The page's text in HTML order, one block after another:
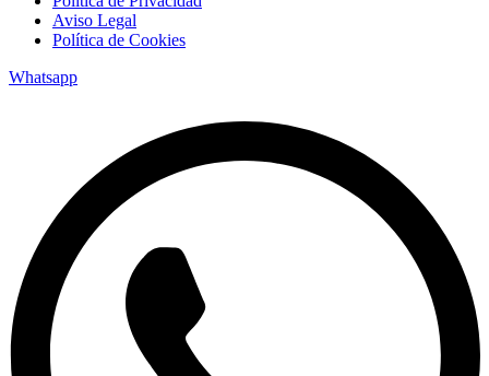
Aviso Legal
Política de Cookies
Whatsapp